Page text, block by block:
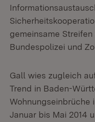
gemeinsame Streifen
Bundespolizei und
Gall wies zugleich
Trend in Baden-
Wohnungseinbrüche
Januar bis Mai 2014